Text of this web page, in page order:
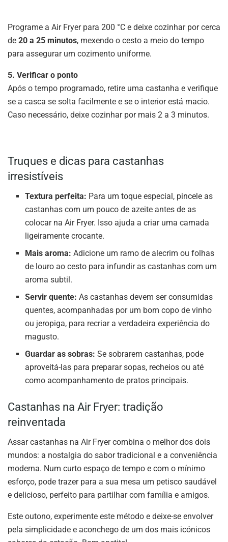
Programe a Air Fryer para 200 °C e deixe cozinhar por cerca
de 20 a 25 minutos, mexendo o cesto a meio do tempo
para assegurar um cozimento uniforme.
5. Verificar o ponto
Após o tempo programado, retire uma castanha e verifique
se a casca se solta facilmente e se o interior está macio.
Caso necessário, deixe cozinhar por mais 2 a 3 minutos.
Truques e dicas para castanhas
irresistíveis
Textura perfeita: Para um toque especial, pincele as
castanhas com um pouco de azeite antes de as
colocar na Air Fryer. Isso ajuda a criar uma camada
ligeiramente crocante.
Mais aroma: Adicione um ramo de alecrim ou folhas
de louro ao cesto para infundir as castanhas com um
aroma subtil.
Servir quente: As castanhas devem ser consumidas
quentes, acompanhadas por um bom copo de vinho
ou jeropiga, para recriar a verdadeira experiência do
magusto.
Guardar as sobras: Se sobrarem castanhas, pode
aproveitá-las para preparar sopas, recheios ou até
como acompanhamento de pratos principais.
Castanhas na Air Fryer: tradição
reinventada
Assar castanhas na Air Fryer combina o melhor dos dois
mundos: a nostalgia do sabor tradicional e a conveniência
moderna. Num curto espaço de tempo e com o mínimo
esforço, pode trazer para a sua mesa um petisco saudável
e delicioso, perfeito para partilhar com família e amigos.
Este outono, experimente este método e deixe-se envolver
pela simplicidade e aconchego de um dos mais icónicos